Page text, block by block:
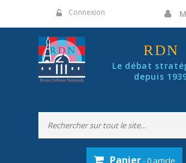
Connexion
RDN
Le débat
depuis
Panier- 0 article